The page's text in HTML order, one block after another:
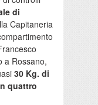
di
Capitaneria
a Rossano,
30 Kg. di
quattro